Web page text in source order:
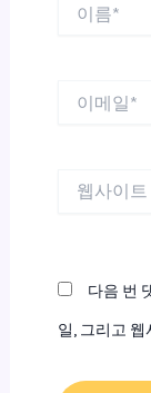
다음 번
일, 그리고